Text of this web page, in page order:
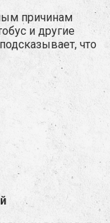
причинам
и другие
что